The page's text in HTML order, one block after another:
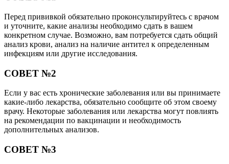
Перед прививкой обязательно проконсультируйтесь с врачом
и уточните, какие анализы необходимо сдать в вашем
конкретном случае. Возможно, вам потребуется сдать общий
анализ крови, анализ на наличие антител к определенным
инфекциям или другие исследования.
СОВЕТ №2
Если у вас есть хронические заболевания или вы принимаете
какие-либо лекарства, обязательно сообщите об этом своему
врачу. Некоторые заболевания или лекарства могут повлиять
на рекомендации по вакцинации и необходимость
дополнительных анализов.
СОВЕТ №3